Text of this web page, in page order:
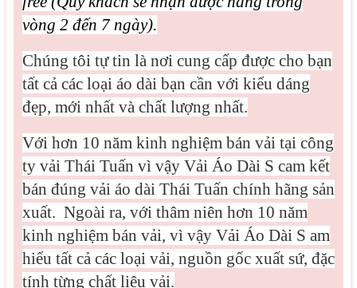
vòng 2 đến 7 ngày).
Chúng tôi tự tin là nơi cung cấp được cho bạn
tất cả các loại áo dài bạn cần với kiểu dáng
đẹp, mới nhất và chất lượng nhất.
Với hơn 10 năm kinh nghiệm bán vải tại công
ty vải Thái Tuấn vì vậy Vải Áo Dài S cam kết
bán đúng vải áo dài Thái Tuấn chính hãng sản
xuất. Ngoài ra, với thâm niên hơn 10 năm
kinh nghiệm bán vải, vì vậy Vải Áo Dài S am
hiểu tất cả các loại vải, nguồn gốc xuất sứ, đặc
tính từng chất liệu vải.